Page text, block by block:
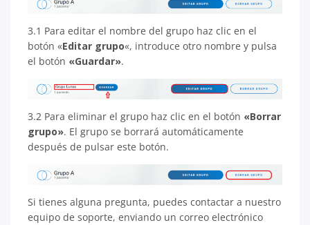
3.1 Para editar el nombre del grupo haz clic en el
botón «Editar grupo«, introduce otro nombre y pulsa
el botón «Guardar».
3.2 Para eliminar el grupo haz clic en el botón «Borrar
grupo». El grupo se borrará automáticamente
después de pulsar este botón.
Si tienes alguna pregunta, puedes contactar a nuestro
equipo de soporte, enviando un correo electrónico